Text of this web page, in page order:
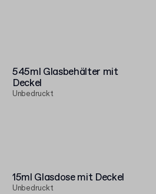
545ml Glasbehälter mit
Deckel
Unbedruckt
15ml Glasdose mit Deckel
Unbedruckt